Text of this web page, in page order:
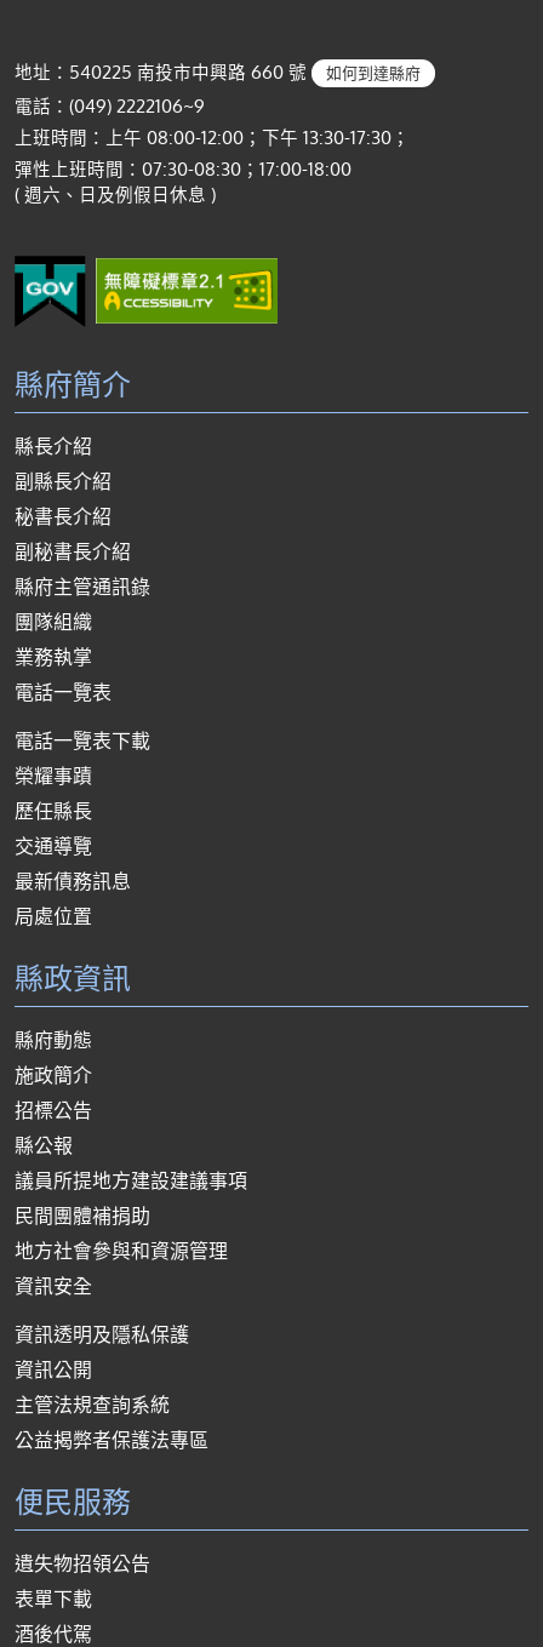
地址：540225 南投市中興路 660 號 如何到達縣府
電話：(049) 2222106~9
上班時間：上午 08:00-12:00；下午 13:30-17:30；
彈性上班時間：07:30-08:30；17:00-18:00
( 週六、日及例假日休息 )
縣府簡介
縣長介紹
副縣長介紹
秘書長介紹
副秘書長介紹
縣府主管通訊錄
團隊組織
業務執掌
電話一覽表
電話一覽表下載
榮耀事蹟
歷任縣長
交通導覽
最新債務訊息
局處位置
縣政資訊
縣府動態
施政簡介
招標公告
縣公報
議員所提地方建設建議事項
民間團體補捐助
地方社會參與和資源管理
資訊安全
資訊透明及隱私保護
資訊公開
主管法規查詢系統
公益揭弊者保護法專區
便民服務
遺失物招領公告
表單下載
酒後代駕